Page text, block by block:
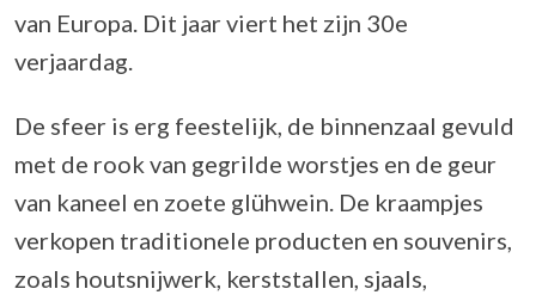
van Europa. Dit jaar viert het zijn 30e
verjaardag.
De sfeer is erg feestelijk, de binnenzaal gevuld
met de rook van gegrilde worstjes en de geur
van kaneel en zoete glühwein. De kraampjes
verkopen traditionele producten en souvenirs,
zoals houtsnijwerk, kerststallen, sjaals,